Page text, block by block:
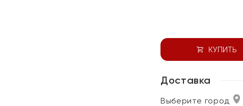
КУПИТЬ
Доставка
Выберите город